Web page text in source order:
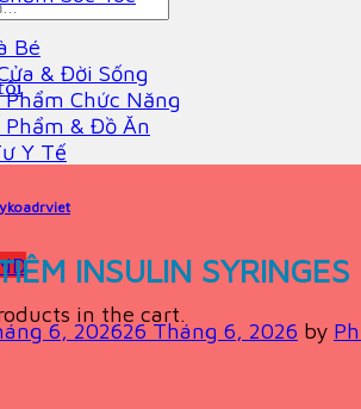
in the cart.
Bé
& Đời Sống
Chức Năng
& Đồ Ăn
Y Tế
INSULIN
6, 202626 Tháng 6, 2026 by